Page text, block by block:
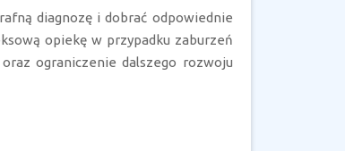
diagnozę i dobrać odpowiednie
opiekę w przypadku zaburzeń
ograniczenie dalszego rozwoju